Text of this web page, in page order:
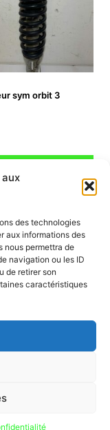
des technologies
aux informations des
nous permettra de
navigation ou les ID
de retirer son
caractéristiques
sym orbit 3
au panier